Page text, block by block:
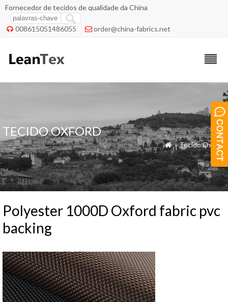
Fornecedor de tecidos de qualidade da China
 008615051486055  order@china-fabrics.net
TECIDO OXFORD
 »Tecido Oxford
Polyester 1000D Oxford fabric pvc
backing